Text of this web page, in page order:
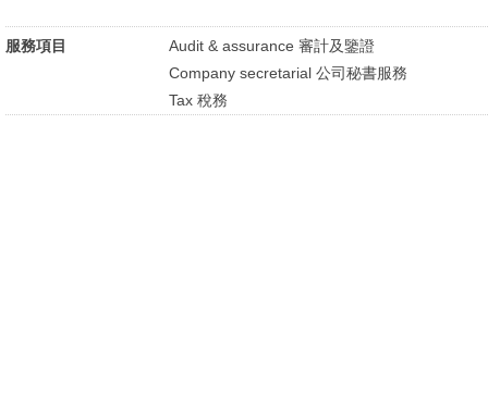
服務項目
Audit & assurance 審計及鑒證
Company secretarial 公司秘書服務
Tax 稅務